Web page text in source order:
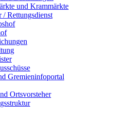
und Krammärkte
/ Rettungsdienst
Gremieninfoportal
Ortsvorsteher